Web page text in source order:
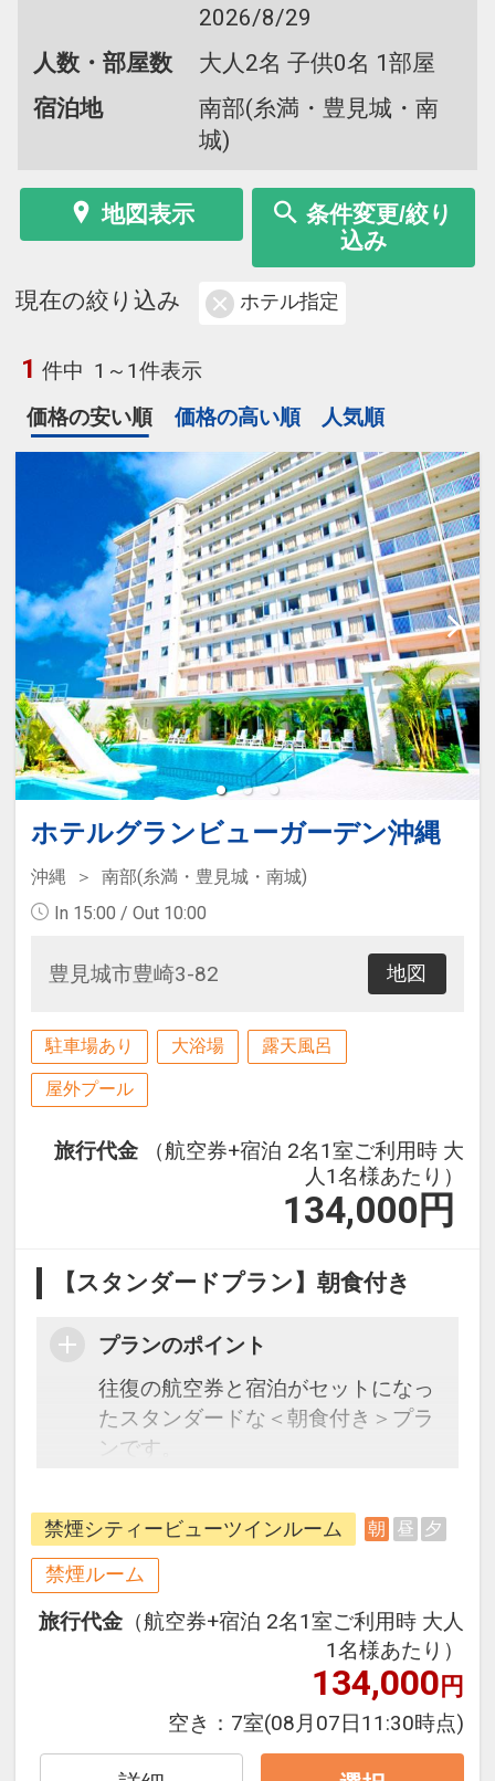
2026/8/29
人数・部屋数
大人2名 子供0名 1部屋
宿泊地
南部(糸満・豊見城・南
城)
地図表示
条件変更/絞り
込み
現在の絞り込み ホテル指定
1 件中 1～1件表示
価格の安い順
価格の高い順 人気順
ホテルグランビューガーデン沖縄
沖縄
南部(糸満・豊見城・南城)
In 15:00 / Out 10:00
豊見城市豊崎3-82 地図
駐車場あり 大浴場 露天風呂
屋外プール
旅行代金
（航空券+宿泊 2名1室ご利用時 大
人1名様あたり）
134,000 円
【スタンダードプラン】朝食付き
プランのポイント
往復の航空券と宿泊がセットになっ
たスタンダードな＜朝食付き＞プラ
ンです。
できるダイナミックパッケージだか
ら、一都市滞在はもちろん周遊旅行
にも最適！
旅行期間中の1泊だけの宿泊や延
泊・飛び泊なども自由自在です。
フライトは、安心のJAL（または
JALグループ）確約！フライトマイ
ル50%貯まります。
通・体験プランなどの追加（同時予
禁煙シティービューツインルーム 朝 昼 夕
禁煙ルーム
旅行代金 （航空券+宿泊 2名1室ご利用時 大人
1名様あたり）
134,000円
空き： 7室(08月07日11:30時点)